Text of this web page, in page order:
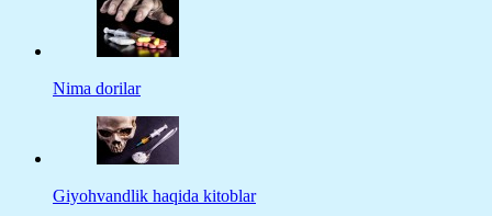
Nima dorilar
Giyohvandlik haqida kitoblar